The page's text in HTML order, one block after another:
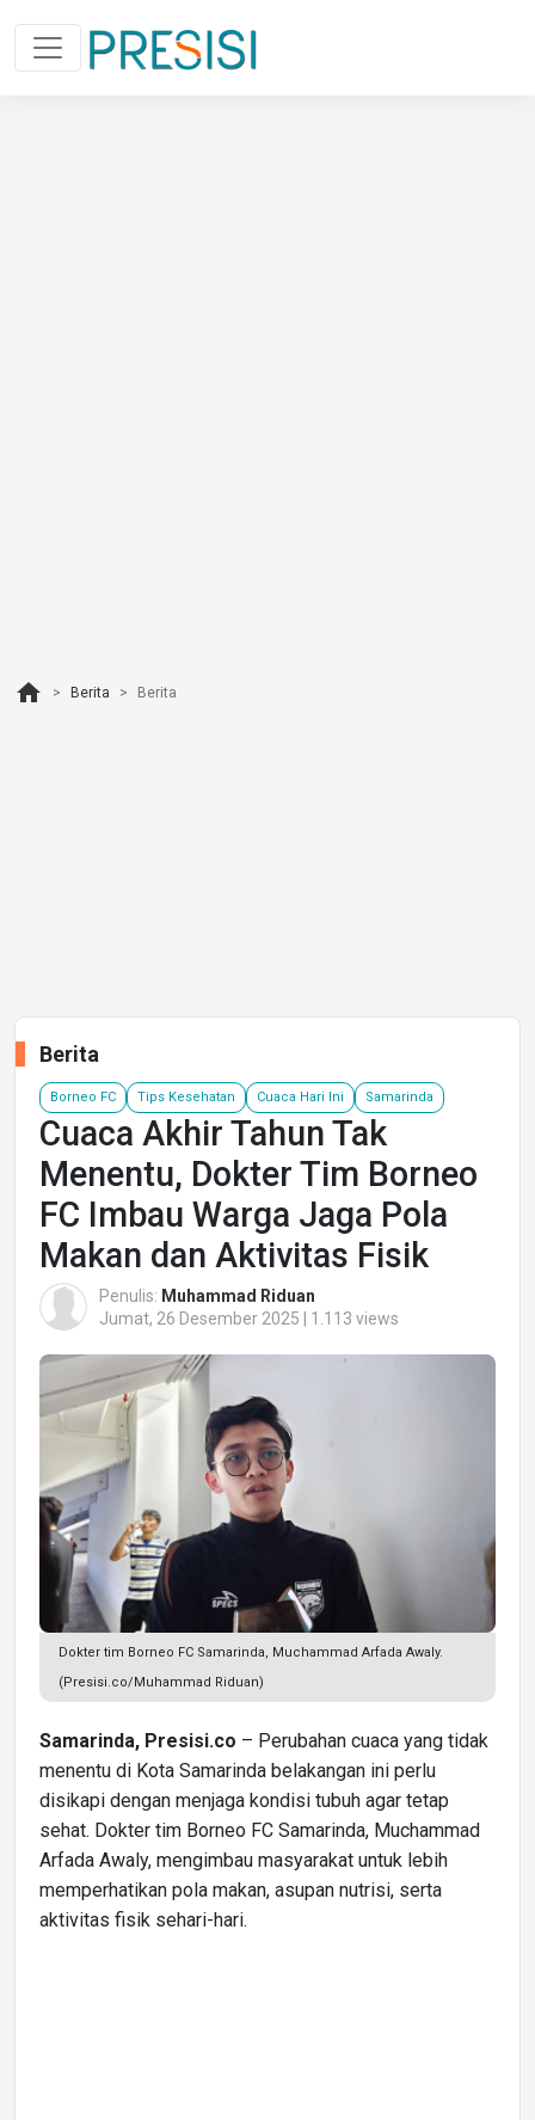
home Berita Berita
Berita
Borneo FC Tips Kesehatan Cuaca Hari Ini Samarinda
Cuaca Akhir Tahun Tak
Menentu, Dokter Tim Borneo
FC Imbau Warga Jaga Pola
Makan dan Aktivitas Fisik
Penulis: Muhammad Riduan
Jumat, 26 Desember 2025 | 1.113 views
Dokter tim Borneo FC Samarinda, Muchammad Arfada Awaly.
(Presisi.co/Muhammad Riduan)
Samarinda, Presisi.co – Perubahan cuaca yang tidak
menentu di Kota Samarinda belakangan ini perlu
disikapi dengan menjaga kondisi tubuh agar tetap
sehat. Dokter tim Borneo FC Samarinda, Muchammad
Arfada Awaly, mengimbau masyarakat untuk lebih
memperhatikan pola makan, asupan nutrisi, serta
aktivitas fisik sehari-hari.